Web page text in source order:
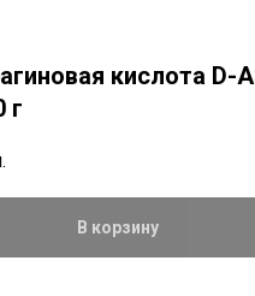
кислота D-
г
В корзину